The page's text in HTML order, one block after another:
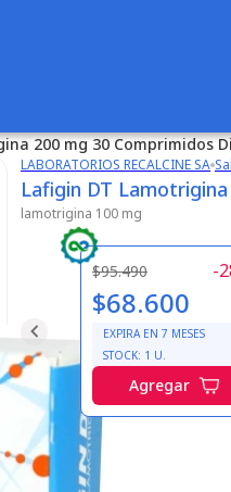
200 mg 30 Comprimidos
LABORATORIOS RECALCINE SA
Lafigin DT
lamotrigina 100 mg
$95.490 -
$68.600
EXPIRA EN 7 MESES
STOCK: 1 U.
Agregar